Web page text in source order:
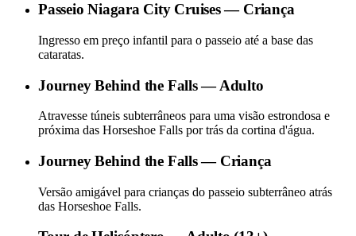
Passeio Niagara City Cruises — Criança
Ingresso em preço infantil para o passeio até a base das
cataratas.
Journey Behind the Falls — Adulto
Atravesse túneis subterrâneos para uma visão estrondosa e
próxima das Horseshoe Falls por trás da cortina d'água.
Journey Behind the Falls — Criança
Versão amigável para crianças do passeio subterrâneo atrás
das Horseshoe Falls.